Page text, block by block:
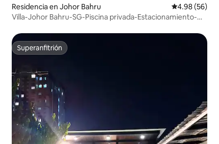
Residencia en Johor Bahru Calificación
4.98 (56)
Villa-Johor Bahru-SG-Piscina privada-Estacionamiento-
Superanfitrión
Superanfitrión